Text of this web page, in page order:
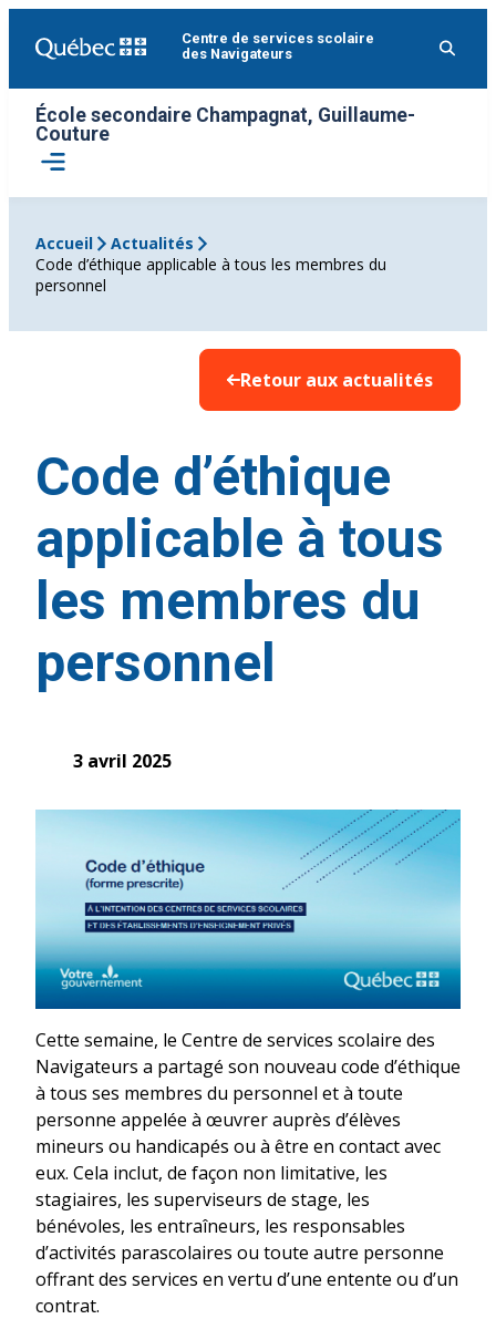
Centre de services scolaire
des Navigateurs
École secondaire Champagnat, Guillaume-
Couture
Ouvrir
le
menu
Accueil
Actualités
Code d’éthique applicable à tous les membres du
personnel
Retour aux actualités
Code d’éthique
applicable à tous
les membres du
personnel
3 avril 2025
Cette semaine, le Centre de services scolaire des
Navigateurs a partagé son nouveau code d’éthique
à tous ses membres du personnel et à toute
personne appelée à œuvrer auprès d’élèves
mineurs ou handicapés ou à être en contact avec
eux. Cela inclut, de façon non limitative, les
stagiaires, les superviseurs de stage, les
bénévoles, les entraîneurs, les responsables
d’activités parascolaires ou toute autre personne
offrant des services en vertu d’une entente ou d’un
contrat.